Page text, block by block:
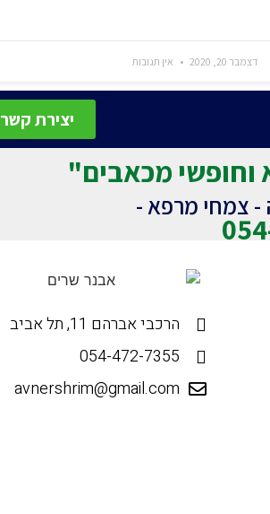
דצמבר 20, 2020 אין תגובות
יצירת קשר
וחופשי מכאבים"
- צמחי מרפא -
הרכבי אברהם 11, תל אביב
054-472-7355
avnershrim@gmail.com